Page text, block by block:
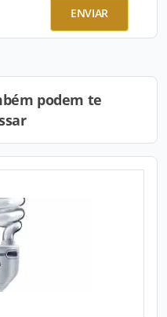
ENVIAR
podem te